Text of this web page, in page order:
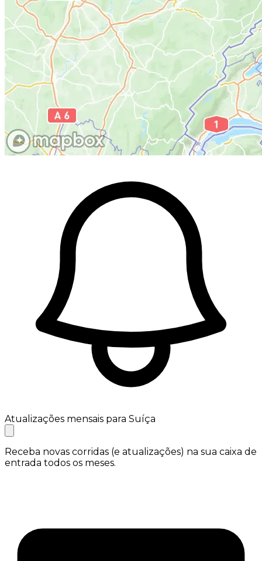
Atualizações mensais para Suíça
Receba novas corridas (e atualizações) na sua caixa de
entrada todos os meses.